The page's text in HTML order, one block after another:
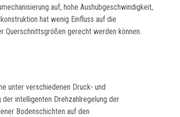
auf, hohe Aushubgeschwindigkeit,
hat wenig Einfluss auf die
Querschnittsgrößen gerecht werden können.
unter verschiedenen Druck- und
intelligenten Drehzahlregelung der
Bodenschichten auf den